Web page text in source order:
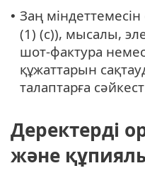
• Заң
(1) (с)), мысалы,
шот-фактура
құжаттарын
талаптарға
Деректерді
және